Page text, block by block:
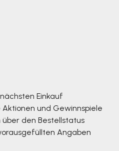
Einkauf
und Gewinnspiele
den Bestellstatus
Angaben